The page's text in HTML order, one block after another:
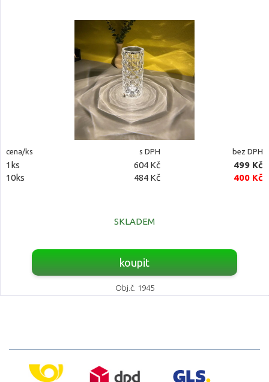
cena/ks s DPH bez DPH
1ks 604 Kč
499 Kč
10ks
484 Kč 400 Kč
SKLADEM
koupit
Obj.č. 1945